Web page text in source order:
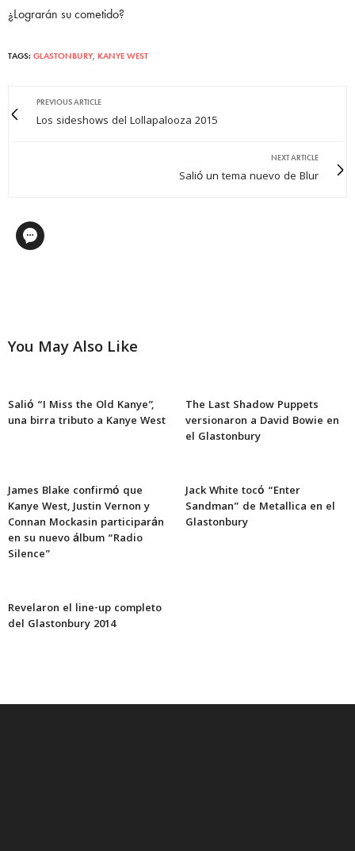
¿Lograrán su cometido?
TAGS: GLASTONBURY, KANYE WEST
PREVIOUS ARTICLE
Los sideshows del Lollapalooza 2015
NEXT ARTICLE
Salió un tema nuevo de Blur
You May Also Like
Salió “I Miss the Old Kanye”,
una birra tributo a Kanye West
The Last Shadow Puppets
versionaron a David Bowie en
el Glastonbury
James Blake confirmó que
Kanye West, Justin Vernon y
Connan Mockasin participarán
en su nuevo álbum “Radio
Silence”
Jack White tocó “Enter
Sandman” de Metallica en el
Glastonbury
Revelaron el line-up completo
del Glastonbury 2014